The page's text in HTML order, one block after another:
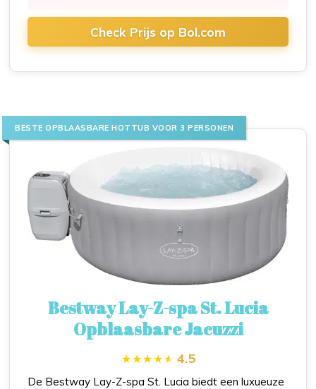
Check Prijs op Bol.com
BESTE OPBLAASBARE HOTTUB VOOR 3 PERSONEN
Bestway Lay-Z-spa St. Lucia
Opblaasbare Jacuzzi
4.5
De Bestway Lay-Z-spa St. Lucia biedt een luxueuze